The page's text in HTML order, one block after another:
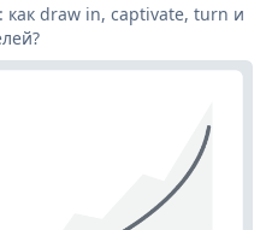
draw in, captivate, turn и